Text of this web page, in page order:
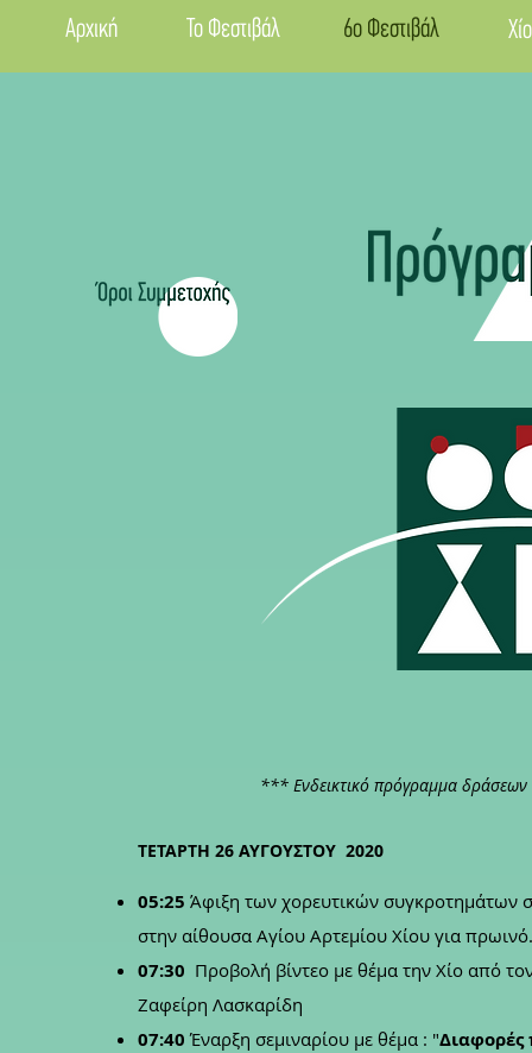
Αρχική Το Φεστιβάλ 6ο Φεστιβάλ
*** Ενδεικτικό πρόγραμμα
ΤΕΤΑΡΤΗ 26 ΑΥΓΟΥΣΤΟΥ 2020
05:25 Άφιξη των χορευτικών συγκροτημάτων
στην αίθουσα Αγίου Αρτεμίου Χίου για
07:30 Προβολή βίντεο με θέμα την Χίο από
Ζαφείρη Λασκαρίδη
07:40 Έναρξη σεμιναρίου με θέμα : "Διαφορές